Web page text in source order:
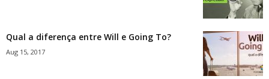
Qual a diferença entre Will e Going To?
Aug 15, 2017